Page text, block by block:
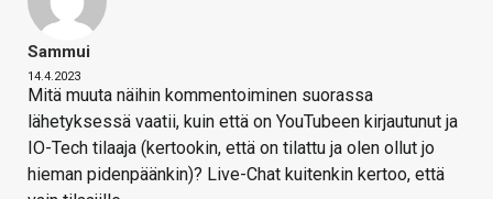
Sammui
14.4.2023
Mitä muuta näihin kommentoiminen suorassa
lähetyksessä vaatii, kuin että on YouTubeen kirjautunut ja
IO-Tech tilaaja (kertookin, että on tilattu ja olen ollut jo
hieman pidenpäänkin)? Live-Chat kuitenkin kertoo, että